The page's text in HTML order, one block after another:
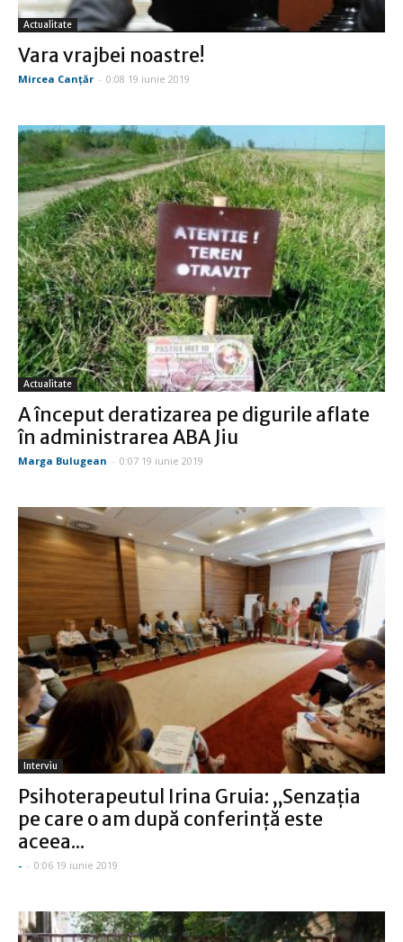
Actualitate
Vara vrajbei noastre!
Mircea Canţăr - 0:08 19 iunie 2019
Actualitate
A început deratizarea pe digurile aflate
în administrarea ABA Jiu
Marga Bulugean - 0:07 19 iunie 2019
Interviu
Psihoterapeutul Irina Gruia: „Senzaţia
pe care o am după conferinţă este
aceea...
- - 0:06 19 iunie 2019